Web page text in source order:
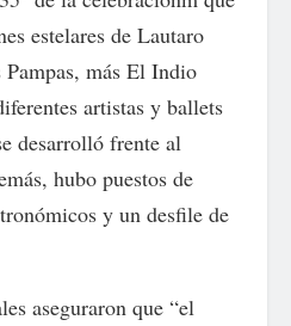
estelares de Lautaro
más El Indio
artistas y ballets
desarrolló frente al
hubo puestos de
y un desfile de
aseguraron que “el